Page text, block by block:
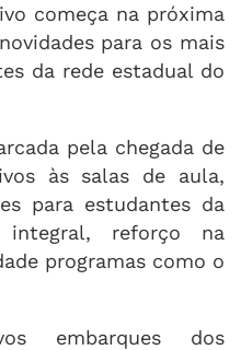
começa na próxima
para os mais
da rede estadual do
pela chegada de
às salas de aula,
para estudantes da
reforço na
programas como o
embarques dos